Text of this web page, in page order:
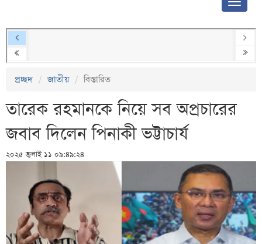
প্রচ্ছদ জাতীয় বিস্তারিত
তারেক রহমানকে নিয়ে সব অপ্রচারের
জবাব দিলেন পিনাকী ভট্টাচার্য
২০২৫ জুলাই ১১ ০৯:৪৯:২৪